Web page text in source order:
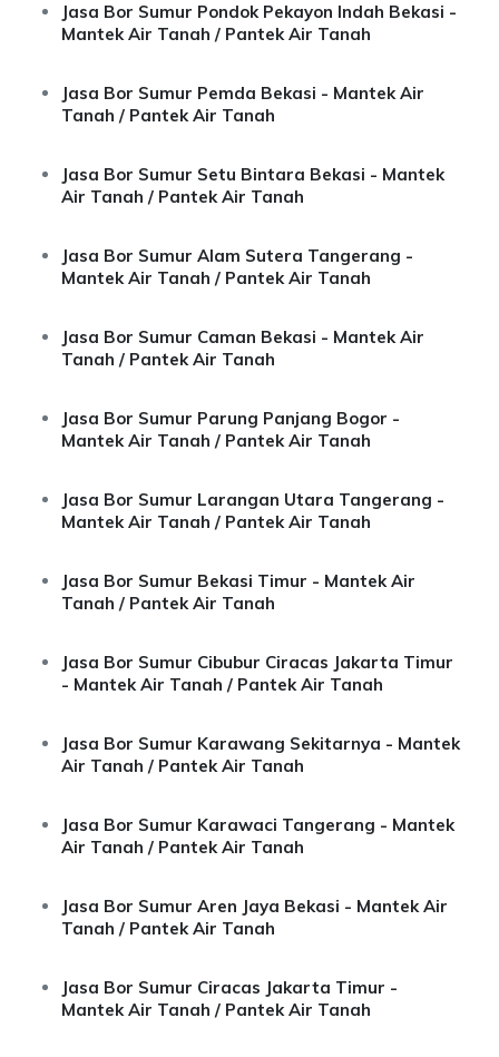
Jasa Bor Sumur Pondok Pekayon Indah Bekasi -
Mantek Air Tanah / Pantek Air Tanah
Jasa Bor Sumur Pemda Bekasi - Mantek Air
Tanah / Pantek Air Tanah
Jasa Bor Sumur Setu Bintara Bekasi - Mantek
Air Tanah / Pantek Air Tanah
Jasa Bor Sumur Alam Sutera Tangerang -
Mantek Air Tanah / Pantek Air Tanah
Jasa Bor Sumur Caman Bekasi - Mantek Air
Tanah / Pantek Air Tanah
Jasa Bor Sumur Parung Panjang Bogor -
Mantek Air Tanah / Pantek Air Tanah
Jasa Bor Sumur Larangan Utara Tangerang -
Mantek Air Tanah / Pantek Air Tanah
Jasa Bor Sumur Bekasi Timur - Mantek Air
Tanah / Pantek Air Tanah
Jasa Bor Sumur Cibubur Ciracas Jakarta Timur
- Mantek Air Tanah / Pantek Air Tanah
Jasa Bor Sumur Karawang Sekitarnya - Mantek
Air Tanah / Pantek Air Tanah
Jasa Bor Sumur Karawaci Tangerang - Mantek
Air Tanah / Pantek Air Tanah
Jasa Bor Sumur Aren Jaya Bekasi - Mantek Air
Tanah / Pantek Air Tanah
Jasa Bor Sumur Ciracas Jakarta Timur -
Mantek Air Tanah / Pantek Air Tanah